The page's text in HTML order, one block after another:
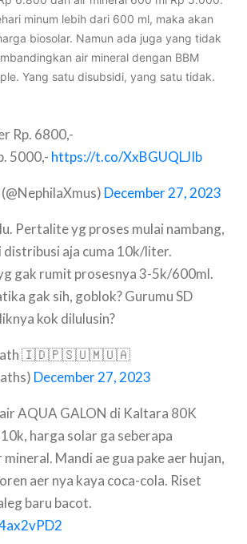
minum lebih dari 600 ml, maka akan
biosolar. Namun ada juga yang tidak
air mineral dengan BBM
Yang satu disubsidi, yang satu tidak.
Rp. 6800,-
5000,- https://t.co/XxBGUQLJIb
December 27, 2023
Pertalite yg proses mulai nambang,
distribusi aja cuma 10k/liter.
gak rumit prosesnya 3-5k/600ml.
gak sih, goblok? Gurumu SD
kok dilulusin?
🇮🇩🇵🇸🇺🇲🇺🇦
December 27, 2023
AQUA GALON di Kaltara 80K
harga solar ga seberapa
Mandi ae gua pake aer hujan,
aer nya kaya coca-cola. Riset
baru bacot.